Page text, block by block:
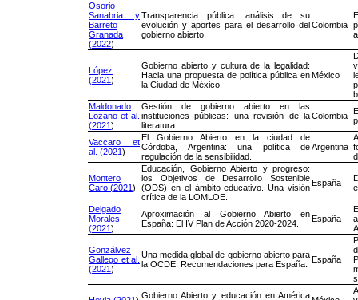
Osorio
Sanabria y
Barreto
Granada
(2022)
Transparencia pública: análisis de su
evolución y aportes para el desarrollo del
gobierno abierto.
Colombia
López
(2021)
Gobierno abierto y cultura de la legalidad:
Hacia una propuesta de política pública en
la Ciudad de México.
México
Maldonado
Lozano et al.
(2021)
Gestión de gobierno abierto en las
instituciones públicas: una revisión de la
literatura.
Colombia
Vaccaro et
al. (2021)
El Gobierno Abierto en la ciudad de
Córdoba, Argentina: una política de
regulación de la sensibilidad.
Argentina
Montero
Caro (2021)
Educación, Gobierno Abierto y progreso:
los Objetivos de Desarrollo Sostenible
(ODS) en el ámbito educativo. Una visión
crítica de la LOMLOE.
España
Delgado
Morales
(2021)
Aproximación al Gobierno Abierto en
España: El IV Plan de Acción 2020-2024.
España
Gonzálvez
Gallego et al.
(2021)
Una medida global de gobierno abierto para
la OCDE. Recomendaciones para España.
España
Gobierno Abierto y educación en América